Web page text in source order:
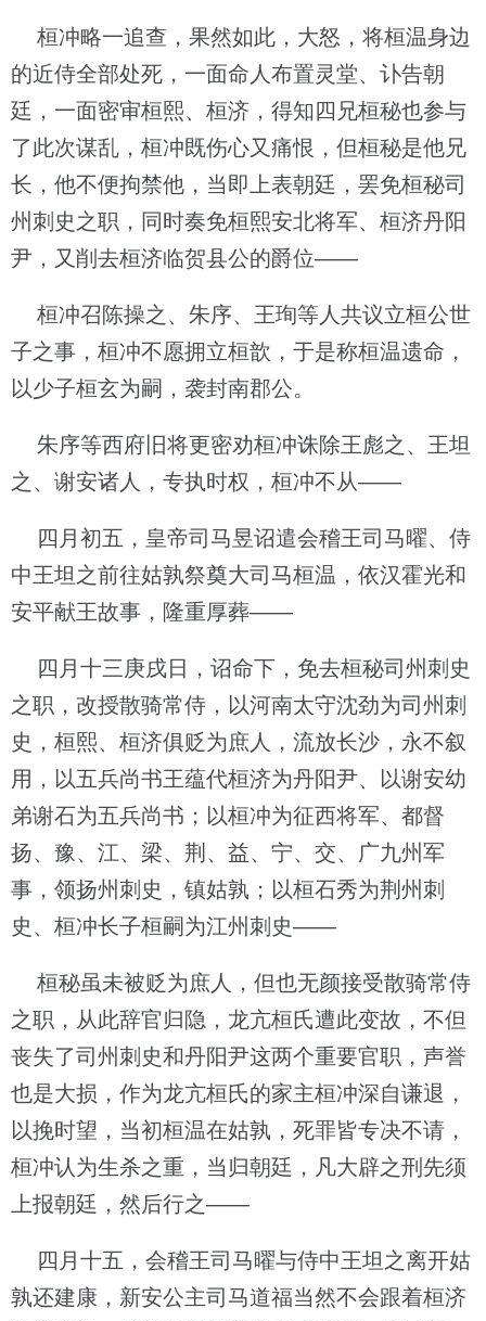
桓冲略一追查，果然如此，大怒，将桓温身边
的近侍全部处死，一面命人布置灵堂、讣告朝
廷，一面密审桓熙、桓济，得知四兄桓秘也参与
了此次谋乱，桓冲既伤心又痛恨，但桓秘是他兄
长，他不便拘禁他，当即上表朝廷，罢免桓秘司
州刺史之职，同时奏免桓熙安北将军、桓济丹阳
尹，又削去桓济临贺县公的爵位——
桓冲召陈操之、朱序、王珣等人共议立桓公世
子之事，桓冲不愿拥立桓歆，于是称桓温遗命，
以少子桓玄为嗣，袭封南郡公。
朱序等西府旧将更密劝桓冲诛除王彪之、王坦
之、谢安诸人，专执时权，桓冲不从——
四月初五，皇帝司马昱诏遣会稽王司马曜、侍
中王坦之前往姑孰祭奠大司马桓温，依汉霍光和
安平献王故事，隆重厚葬——
四月十三庚戌日，诏命下，免去桓秘司州刺史
之职，改授散骑常侍，以河南太守沈劲为司州刺
史，桓熙、桓济俱贬为庶人，流放长沙，永不叙
用，以五兵尚书王蕴代桓济为丹阳尹、以谢安幼
弟谢石为五兵尚书；以桓冲为征西将军、都督
扬、豫、江、梁、荆、益、宁、交、广九州军
事，领扬州刺史，镇姑孰；以桓石秀为荆州刺
史、桓冲长子桓嗣为江州刺史——
桓秘虽未被贬为庶人，但也无颜接受散骑常侍
之职，从此辞官归隐，龙亢桓氏遭此变故，不但
丧失了司州刺史和丹阳尹这两个重要官职，声誉
也是大损，作为龙亢桓氏的家主桓冲深自谦退，
以挽时望，当初桓温在姑孰，死罪皆专决不请，
桓冲认为生杀之重，当归朝廷，凡大辟之刑先须
上报朝廷，然后行之——
四月十五，会稽王司马曜与侍中王坦之离开姑
孰还建康，新安公主司马道福当然不会跟着桓济